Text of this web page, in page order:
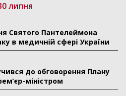
липня
Святого Пантелеймона
в медичній сфері України
до обговорення Плану
міністром